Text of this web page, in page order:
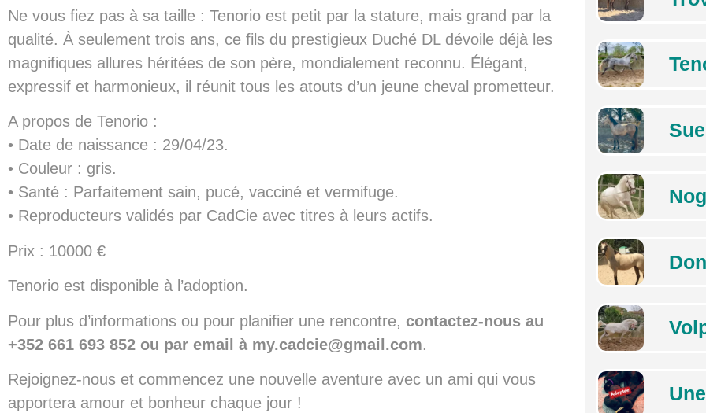
Ne vous fiez pas à sa taille : Tenorio est petit par la stature, mais grand par la
qualité. À seulement trois ans, ce fils du prestigieux Duché DL dévoile déjà les
magnifiques allures héritées de son père, mondialement reconnu. Élégant,
expressif et harmonieux, il réunit tous les atouts d’un jeune cheval prometteur.
A propos de Tenorio :
• Date de naissance : 29/04/23.
• Couleur : gris.
• Santé : Parfaitement sain, pucé, vacciné et vermifuge.
• Reproducteurs validés par CadCie avec titres à leurs actifs.
Prix : 10000 €
Tenorio est disponible à l’adoption.
Pour plus d’informations ou pour planifier une rencontre, contactez-nous au
+352 661 693 852 ou par email à my.cadcie@gmail.com.
Rejoignez-nous et commencez une nouvelle aventure avec un ami qui vous
apportera amour et bonheur chaque jour !